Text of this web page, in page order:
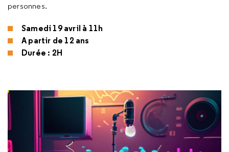
personnes.
Samedi 19 avril à 11h
A partir de 12 ans
Durée : 2H